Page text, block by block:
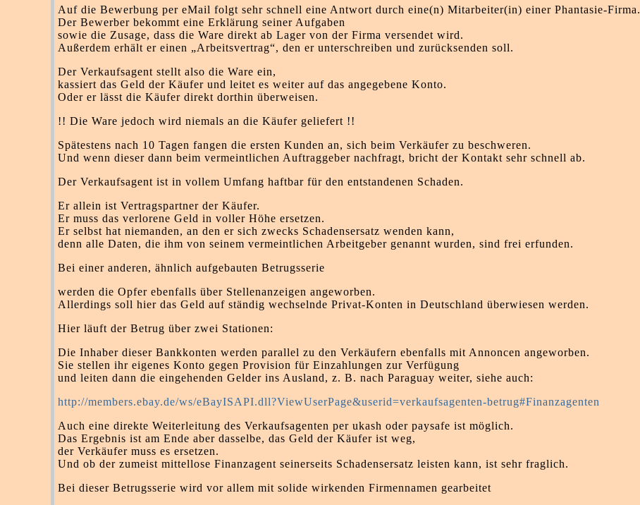
Auf die Bewerbung per eMail folgt sehr schnell eine Antwort durch eine(n) Mitarbeiter(in) einer Phantasie-Firma.
Der Bewerber bekommt eine Erklärung seiner Aufgaben
sowie die Zusage, dass die Ware direkt ab Lager von der Firma versendet wird.
Außerdem erhält er einen „Arbeitsvertrag“, den er unterschreiben und zurücksenden soll.
Der Verkaufsagent stellt also die Ware ein,
kassiert das Geld der Käufer und leitet es weiter auf das angegebene Konto.
Oder er lässt die Käufer direkt dorthin überweisen.
!! Die Ware jedoch wird niemals an die Käufer geliefert !!
Spätestens nach 10 Tagen fangen die ersten Kunden an, sich beim Verkäufer zu beschweren.
Und wenn dieser dann beim vermeintlichen Auftraggeber nachfragt, bricht der Kontakt sehr schnell ab.
Der Verkaufsagent ist in vollem Umfang haftbar für den entstandenen Schaden.
Er allein ist Vertragspartner der Käufer.
Er muss das verlorene Geld in voller Höhe ersetzen.
Er selbst hat niemanden, an den er sich zwecks Schadensersatz wenden kann,
denn alle Daten, die ihm von seinem vermeintlichen Arbeitgeber genannt wurden, sind frei erfunden.
Bei einer anderen, ähnlich aufgebauten Betrugsserie
werden die Opfer ebenfalls über Stellenanzeigen angeworben.
Allerdings soll hier das Geld auf ständig wechselnde Privat-Konten in Deutschland überwiesen werden.
Hier läuft der Betrug über zwei Stationen:
Die Inhaber dieser Bankkonten werden parallel zu den Verkäufern ebenfalls mit Annoncen angeworben.
Sie stellen ihr eigenes Konto gegen Provision für Einzahlungen zur Verfügung
und leiten dann die eingehenden Gelder ins Ausland, z. B. nach Paraguay weiter, siehe auch:
http://members.ebay.de/ws/eBayISAPI.dll?ViewUserPage&userid=verkaufsagenten-betrug#Finanzagenten
Auch eine direkte Weiterleitung des Verkaufsagenten per ukash oder paysafe ist möglich.
Das Ergebnis ist am Ende aber dasselbe, das Geld der Käufer ist weg,
der Verkäufer muss es ersetzen.
Und ob der zumeist mittellose Finanzagent seinerseits Schadensersatz leisten kann, ist sehr fraglich.
Bei dieser Betrugsserie wird vor allem mit solide wirkenden Firmennamen gearbeitet